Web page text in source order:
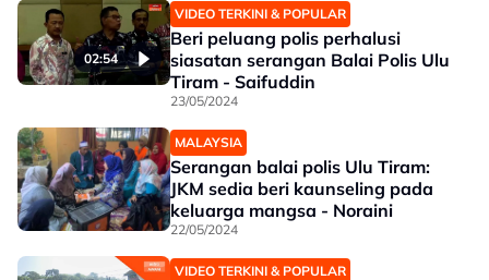
02:54
VIDEO TERKINI & POPULAR
Beri peluang polis perhalusi
siasatan serangan Balai Polis Ulu
Tiram - Saifuddin
23/05/2024
MALAYSIA
Serangan balai polis Ulu Tiram:
JKM sedia beri kaunseling pada
keluarga mangsa - Noraini
22/05/2024
VIDEO TERKINI & POPULAR